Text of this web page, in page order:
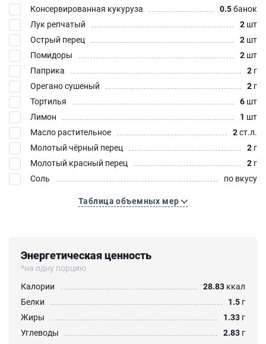
Консервированная кукуруза
0.5банок
Лук репчатый
2 шт
Острый перец
2 шт
Помидоры
2 шт
Паприка
2 г
Орегано сушеный
2 г
Тортилья
6 шт
Лимон
1 шт
Масло растительное
2ст.л.
Молотый чёрный перец
2 г
Молотый красный перец
2 г
Соль
по вкусу
Таблица объемных мер
Энергетическая ценность
*на одну порцию
Калории
28.83 ккал
Белки
1.5 г
Жиры
1.33 г
Углеводы
2.83 г